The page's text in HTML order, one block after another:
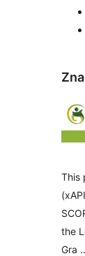
This
the
Gra